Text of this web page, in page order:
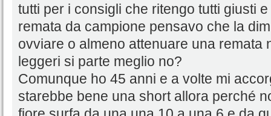
tutti per i consigli che ritengo tutti giusti
remata da campione pensavo che la
ovviare o almeno attenuare una remata
leggeri si parte meglio no?
Comunque ho 45 anni e a volte mi
starebbe bene una short allora perché